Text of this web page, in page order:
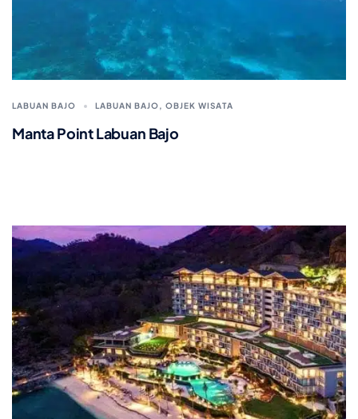
LABUAN BAJO LABUAN BAJO, OBJEK WISATA
Manta Point Labuan Bajo